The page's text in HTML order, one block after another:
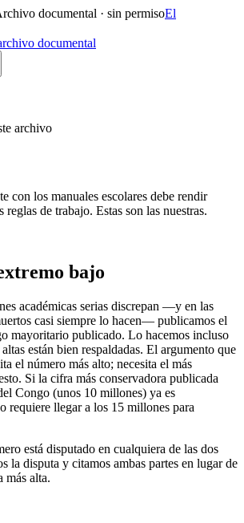
documental · sin permisoEl
documental
archivo
con los manuales escolares debe rendir
reglas de trabajo. Estas son las nuestras.
bajo
académicas serias discrepan —y en las
casi siempre lo hacen— publicamos el
mayoritario publicado. Lo hacemos incluso
están bien respaldadas. El argumento que
el número más alto; necesita el más
Si la cifra más conservadora publicada
Congo (unos 10 millones) ya es
requiere llegar a los 15 millones para
está disputado en cualquiera de las dos
la disputa y citamos ambas partes en lugar de
más alta.